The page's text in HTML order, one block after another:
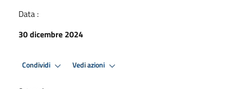
Data :
30 dicembre 2024
Condividi Vedi azioni